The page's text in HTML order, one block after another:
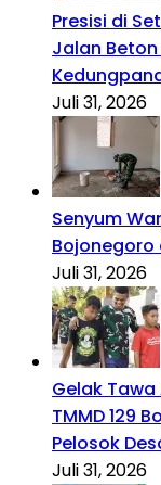
Presisi di
Jalan Beton
Juli 31, 2026
Senyum
Bojonegoro
Juli 31, 2026
Gelak
TMMD 129
Pelosok
Juli 31, 2026